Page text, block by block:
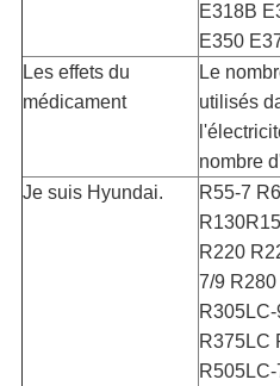
E318B
E350
Les effets du
médicament
Le
utilisés
nombre
Je suis Hyundai.
R55-7
R220
7/9
R375LC